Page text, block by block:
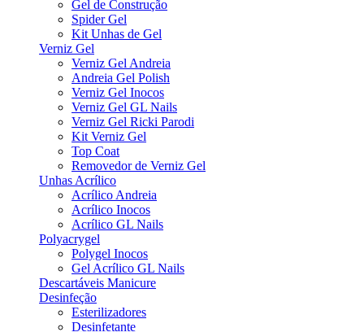
Gel de Construção
Spider Gel
Kit Unhas de Gel
Verniz Gel
Verniz Gel Andreia
Andreia Gel Polish
Verniz Gel Inocos
Verniz Gel GL Nails
Verniz Gel Ricki Parodi
Kit Verniz Gel
Top Coat
Removedor de Verniz Gel
Unhas Acrílico
Acrílico Andreia
Acrílico Inocos
Acrílico GL Nails
Polyacrygel
Polygel Inocos
Gel Acrílico GL Nails
Descartáveis Manicure
Desinfeção
Esterilizadores
Desinfetante